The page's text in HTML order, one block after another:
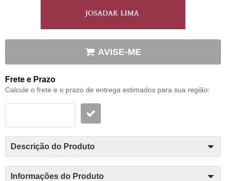
AVISE-ME
Frete e Prazo
Calcule o frete e o prazo de entrega estimados para sua região:
Descrição do Produto
Informações do Produto